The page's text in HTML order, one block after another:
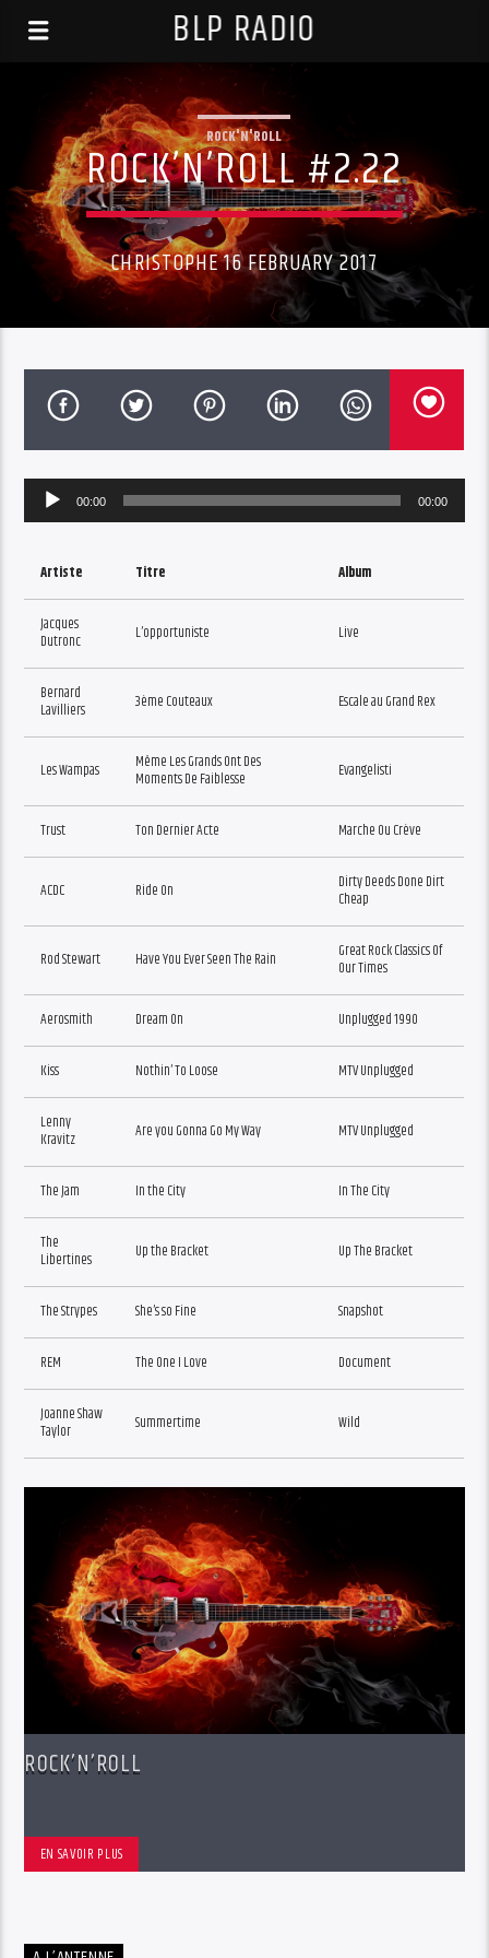
BLP RADIO
ROCK'N'ROLL
ROCK’N’ROLL #2.22
CHRISTOPHE 16 FEBRUARY 2017
Audio
Player
00:00 00:00
Artiste Titre Album
Jacques
Dutronc
L’opportuniste Live
Bernard
Lavilliers
3ème Couteaux Escale au Grand Rex
Les Wampas
Même Les Grands Ont Des
Moments De Faiblesse
Evangelisti
Trust Ton Dernier Acte Marche Ou Crève
ACDC Ride On
Dirty Deeds Done Dirt
Cheap
Rod Stewart Have You Ever Seen The Rain
Great Rock Classics Of
Our Times
Aerosmith Dream On Unplugged 1990
Kiss Nothin’ To Loose MTV Unplugged
Lenny
Kravitz
Are you Gonna Go My Way MTV Unplugged
The Jam In the City In The City
The
Libertines
Up the Bracket Up The Bracket
The Strypes She’s so Fine Snapshot
REM The One I Love Document
Joanne Shaw
Taylor
Summertime Wild
ROCK’N’ROLL
EN SAVOIR PLUS